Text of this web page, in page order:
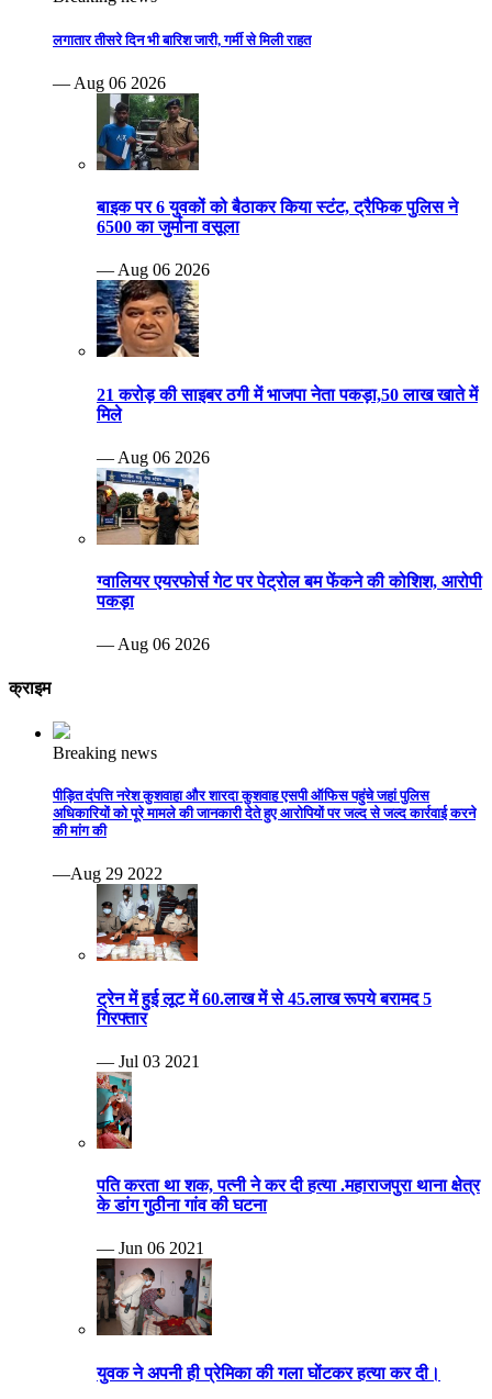
लगातार तीसरे दिन भी बारिश जारी, गर्मी से मिली राहत
— Aug 06 2026
बाइक पर 6 युवकों को बैठाकर किया स्टंट, ट्रैफिक पुलिस ने
6500 का जुर्माना वसूला
— Aug 06 2026
21 करोड़ की साइबर ठगी में भाजपा नेता पकड़ा,50 लाख खाते में
मिले
— Aug 06 2026
ग्वालियर एयरफोर्स गेट पर पेट्रोल बम फेंकने की कोशिश, आरोपी
पकड़ा
— Aug 06 2026
क्राइम
Breaking news
पीड़ित दंपत्ति नरेश कुशवाहा और शारदा कुशवाह एसपी ऑफिस पहुंचे जहां पुलिस
अधिकारियों को पूरे मामले की जानकारी देते हुए आरोपियों पर जल्द से जल्द कार्रवाई करने
की मांग की
—Aug 29 2022
ट्रेन में हुई लूट में 60.लाख में से 45.लाख रूपये बरामद 5
गिरफ्तार
— Jul 03 2021
पति करता था शक, पत्नी ने कर दी हत्या .महाराजपुरा थाना क्षेत्र
के डांग गुठीना गांव की घटना
— Jun 06 2021
युवक ने अपनी ही प्रेमिका की गला घोंटकर हत्या कर दी।